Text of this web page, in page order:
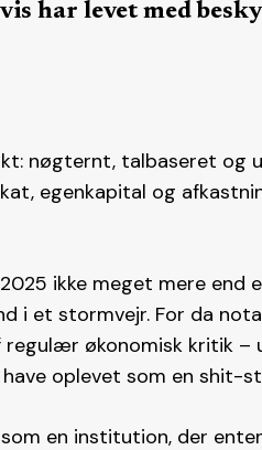
har levet med
nøgternt, talbaseret og
egenkapital og
ikke meget mere end
i et stormvejr. For da
økonomisk kritik –
oplevet som en shit-
en institution, der